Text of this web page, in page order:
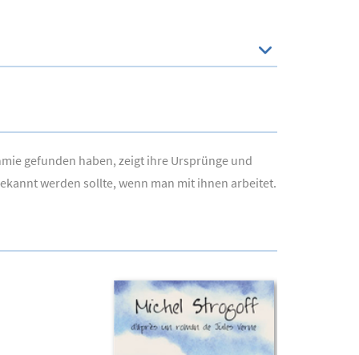
gefunden haben, zeigt ihre Ursprünge und
werden sollte, wenn man mit ihnen arbeitet.